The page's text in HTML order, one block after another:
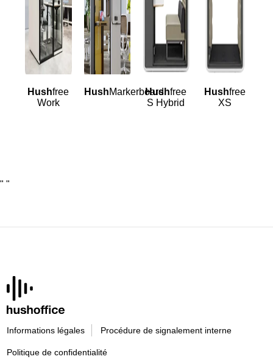
Hushfree
Work
HushMarkerboard
Hushfree
S Hybrid
Hushfree
XS
" "
Informations légales Procédure de signalement interne
Politique de confidentialité